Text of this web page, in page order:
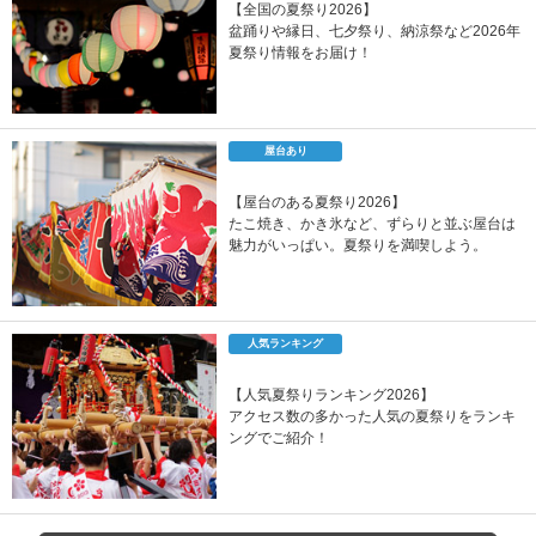
【全国の夏祭り2026】
盆踊りや縁日、七夕祭り、納涼祭など2026年
夏祭り情報をお届け！
屋台あり
【屋台のある夏祭り2026】
たこ焼き、かき氷など、ずらりと並ぶ屋台は
魅力がいっぱい。夏祭りを満喫しよう。
人気ランキング
【人気夏祭りランキング2026】
アクセス数の多かった人気の夏祭りをランキ
ングでご紹介！